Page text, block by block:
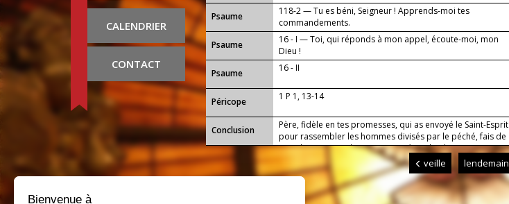
CALENDRIER
CONTACT
Psaume
118-2 — Tu es béni, Seigneur ! Apprends-moi tes
commandements.
Psaume
16 - I — Toi, qui réponds à mon appel, écoute-moi, mon
Dieu !
Psaume
16 - II
Péricope 1 P 1, 13-14
Conclusion
Père, fidèle en tes promesses, qui as envoyé le Saint-Esprit
pour rassembler les hommes divisés par le péché, fais de
nous les artisans de ta paix. Par Jésus, le Christ, notre
veille lendemain